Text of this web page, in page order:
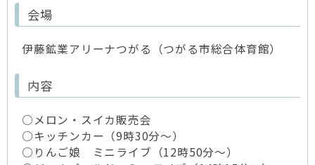
会場
伊藤鉱業アリーナつがる（つがる市総合体育館）
内容
○メロン・スイカ販売会
○キッチンカー（9時30分～）
○りんご娘 ミニライブ（12時50分～）